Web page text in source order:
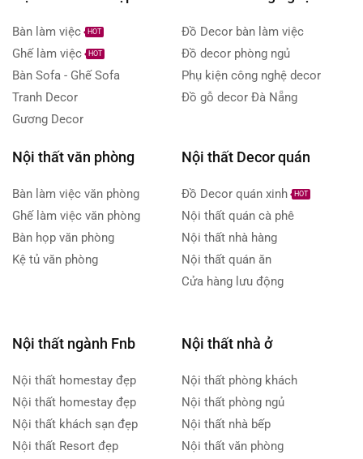
Bàn làm việc HOT
Ghế làm việc HOT
Bàn Sofa - Ghế Sofa
Tranh Decor
Gương Decor
Đồ Decor bàn làm việc
Đồ decor phòng ngủ
Phụ kiện công nghệ decor
Đồ gỗ decor Đà Nẵng
Nội thất văn phòng
Bàn làm việc văn phòng
Ghế làm việc văn phòng
Bàn họp văn phòng
Kệ tủ văn phòng
Nội thất Decor quán
Đồ Decor quán xinh HOT
Nội thất quán cà phê
Nội thất nhà hàng
Nội thất quán ăn
Cửa hàng lưu động
Nội thất ngành Fnb
Nội thất homestay đẹp
Nội thất homestay đẹp
Nội thất khách sạn đẹp
Nội thất Resort đẹp
Nội thất nhà ở
Nội thất phòng khách
Nội thất phòng ngủ
Nội thất nhà bếp
Nội thất văn phòng